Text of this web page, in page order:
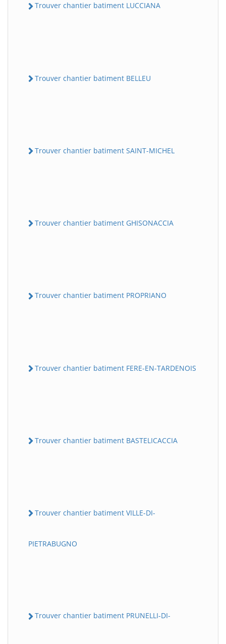
Trouver chantier batiment LUCCIANA
Trouver chantier batiment BELLEU
Trouver chantier batiment SAINT-MICHEL
Trouver chantier batiment GHISONACCIA
Trouver chantier batiment PROPRIANO
Trouver chantier batiment FERE-EN-TARDENOIS
Trouver chantier batiment BASTELICACCIA
Trouver chantier batiment VILLE-DI-
PIETRABUGNO
Trouver chantier batiment PRUNELLI-DI-